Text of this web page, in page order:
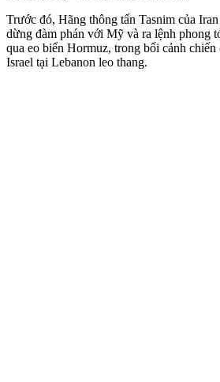
Trước đó, Hãng thông tấn Tasnim của
dừng đàm phán với Mỹ và ra lệnh phong
qua eo biển Hormuz, trong bối cảnh
Israel tại Lebanon leo thang.